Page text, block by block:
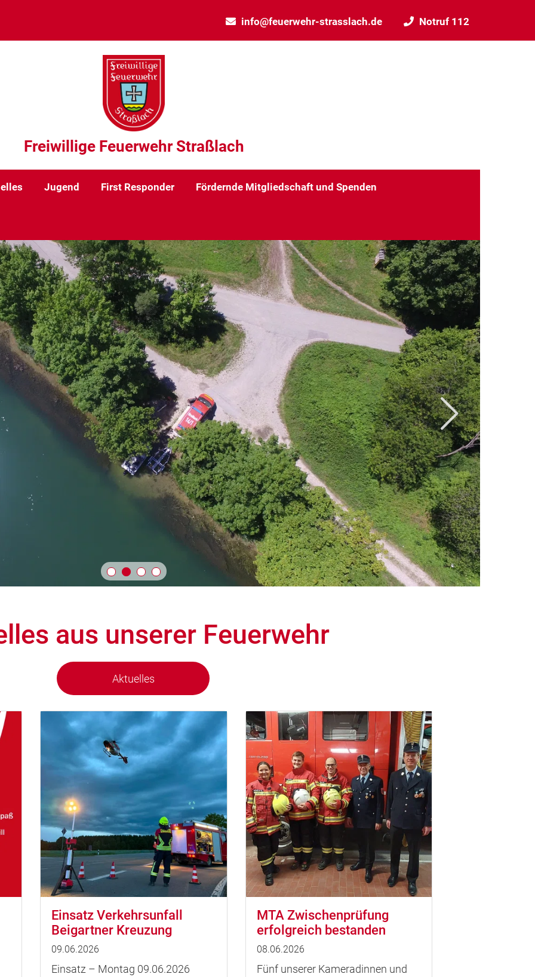
info@feuerwehr-strasslach.de Notruf 112
Freiwillige Feuerwehr Straßlach
Jugend First Responder Fördernde Mitgliedschaft und Spenden
aus unserer Feuerwehr
Aktuelles
Einsatz Verkehrsunfall
Beigartner Kreuzung
09.06.2026
Einsatz – Montag 09.06.2026
MTA Zwischenprüfung
erfolgreich bestanden
08.06.2026
Fünf unserer Kameradinnen und